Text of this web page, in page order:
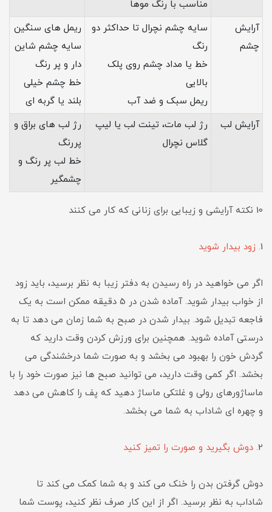
مناسب با رنگ موها
آرایش
چشم
سایه چشم نچرال تا حداکثر دو
رنگ
خط یا مداد چشم روی پلک
بالایی
ریمل سبک و ضد آب
ریمل های سنگین
سایه چشم شاین
دار و پر رنگ
خط چشم خیلی
بلند یا گربه ای
آرایش لب
رژ لب مات، تینت لب یا لیپ
گلاس نچرال
رژ لب های براق و
پررنگ
خط لب پر رنگ و
چشمگیر
10 نکته آرایشی و زیبایی برای زنانی که کار می کنند
1. زود بیدار شوید
اگر می خواهید در راه رسیدن به دفتر زیبا به نظر برسید، باید زود
از خواب بیدار شوید. آماده شدن در 5 دقیقه ممکن است به یک
فاجعه تبدیل شود. بیدار شدن در صبح به شما زمان می دهد تا به
درستی آماده شوید. همچنین برای ورزش کردن وقت دارید که
گردش خون را بهبود می بخشد و به صورت شما درخشندگی می
بخشد. اگر کمی وقت دارید، می توانید صبح ها نیز صورت خود را با
ماساژورهای رولی و غلتکی ماساژ دهید که پف را کاهش می دهد
و چهره ای شاداب به شما می بخشد.
2. دوش بگیرید و صورت را تمیز کنید
دوش گرفتن بدن را خنک می کند و به شما کمک می کند تا
شاداب به نظر برسید. اگر از این کار صرف نظر کنید، پوست شما